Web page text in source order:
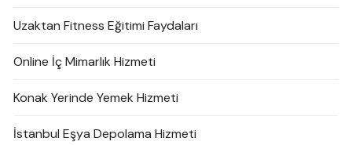
Uzaktan Fitness Eğitimi Faydaları
Online İç Mimarlık Hizmeti
Konak Yerinde Yemek Hizmeti
İstanbul Eşya Depolama Hizmeti